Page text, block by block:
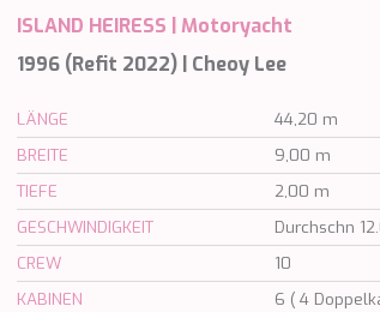
ISLAND HEIRESS |Motoryacht
1996 (Refit 2022) | Cheoy Lee
LÄNGE
44,20 m
BREITE
9,00 m
TIEFE
2,00 m
GESCHWINDIGKEIT
Durchschn
CREW
10
KABINEN
6 ( 4